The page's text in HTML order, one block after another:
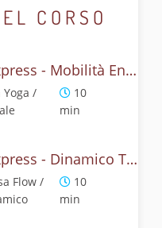
CORSO
Yoga Express - Mobilità Energizzante
Yoga /
10
min
Yoga Express - Dinamico Tonificante
Flow /
10
min